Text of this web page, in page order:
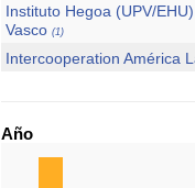
Instituto Hegoa (UPV/
Vasco (1)
Intercooperation América
Año